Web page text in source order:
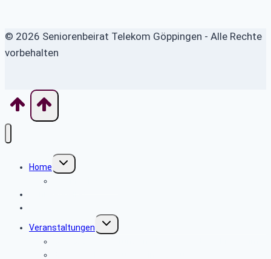
© 2026 Seniorenbeirat Telekom Göppingen - Alle Rechte
vorbehalten
Home
Untermenü
umschalten
Veranstaltungen
Untermenü
umschalten